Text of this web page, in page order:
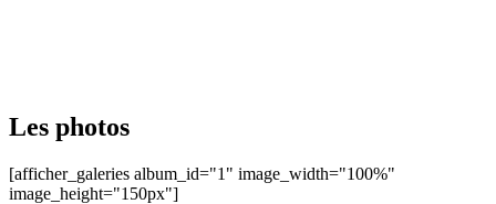
Les photos
[afficher_galeries album_id="1" image_width="100%"
image_height="150px"]